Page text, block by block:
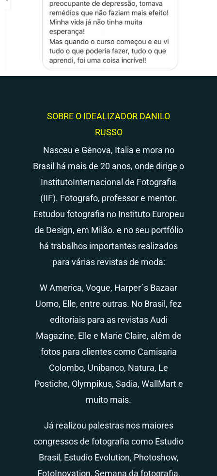
SOBRE O IDEALIZADOR DANILO
RUSSO
Nasceu e Gênova, Italia e mora no
Brasil há mais de 20 anos, onde dirige o
InstitutoInternacional de Fotografia
(IIF). Fotografo, professor e mentor.
Estudou fotografia no Instituto Europeu
de Design, em Milão. e no seu portfólio
há trabalhos importantes realizados
para várias revistas de moda:
W America, Vogue, Harper´s Bazaar
Uomo, Elle, entre outras. No Brasil, fez
editoriais para as revistas Audi
Magazine, Elle e Marie Claire, além de
fotos para clientes como Camisaria
Colombo, Unibanco, Natura, Le
Postiche, Olympikus, Sadia, WallMart e
muito mais.
Já realizou palestras nos maiores
congressos de fotografia como Estudio
Brasil, Estudio Evolution, Photoshow,
FotoInovation, Semana da fotografia,